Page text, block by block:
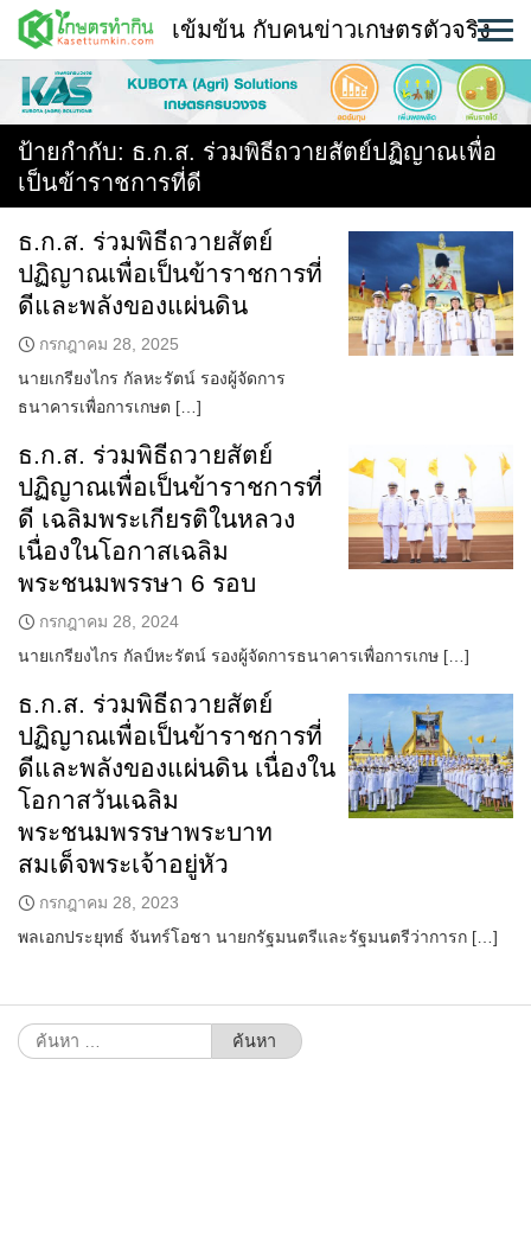
Skip
content
พืช
หน้าแรก
แวดวงเกษตร
ใคร ทำอะไร ที่ไหน
สถานีข่าววันนี้
เข้มข้น กับคนข่าวเกษตรตัวจริง
ป้ายกำกับ: ธ.ก.ส. ร่วมพิธีถวายสัตย์ปฏิญาณเพื่อ
เป็นข้าราชการที่ดี
ธ.ก.ส. ร่วมพิธีถวายสัตย์
ปฏิญาณเพื่อเป็นข้าราชการที่
ดีและพลังของแผ่นดิน
กรกฎาคม 28, 2025
นายเกรียงไกร กัลหะรัตน์ รองผู้จัดการ
ธนาคารเพื่อการเกษต […]
ธ.ก.ส. ร่วมพิธีถวายสัตย์
ปฏิญาณเพื่อเป็นข้าราชการที่
ดี เฉลิมพระเกียรติในหลวง
เนื่องในโอกาสเฉลิม
พระชนมพรรษา 6 รอบ
กรกฎาคม 28, 2024
นายเกรียงไกร กัลป์หะรัตน์ รองผู้จัดการธนาคารเพื่อการเกษ […]
ธ.ก.ส. ร่วมพิธีถวายสัตย์
ปฏิญาณเพื่อเป็นข้าราชการที่
ดีและพลังของแผ่นดิน เนื่องใน
โอกาสวันเฉลิม
พระชนมพรรษาพระบาท
สมเด็จพระเจ้าอยู่หัว
กรกฎาคม 28, 2023
พลเอกประยุทธ์ จันทร์โอชา นายกรัฐมนตรีและรัฐมนตรีว่าการก […]
ค้นหา
สำหรับ: